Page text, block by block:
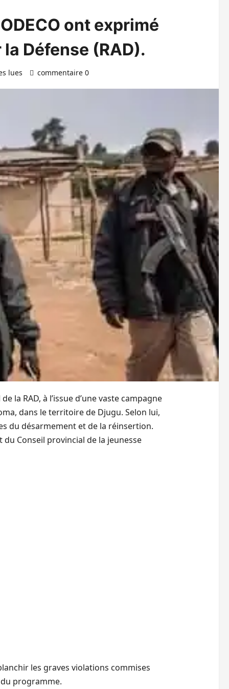
ont exprimé
Défense (RAD).
lues commentaire 0
la RAD, à l’issue d’une vaste campagne
dans le territoire de Djugu. Selon lui,
du désarmement et de la réinsertion.
Conseil provincial de la jeunesse
les graves violations commises
programme.